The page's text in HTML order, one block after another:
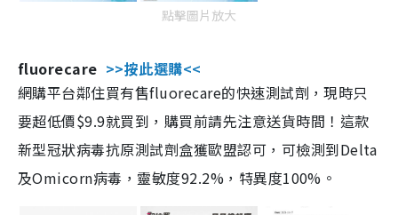
點擊圖片放大
fluorecare >>按此選購<<
網購平台鄰住買有售fluorecare的快速測試劑，現時只
要超低價$9.9就買到，購買前請先注意送貨時間！這款
新型冠狀病毒抗原測試劑盒獲歐盟認可，可檢測到Delta
及Omicorn病毒，靈敏度92.2%，特異度100%。